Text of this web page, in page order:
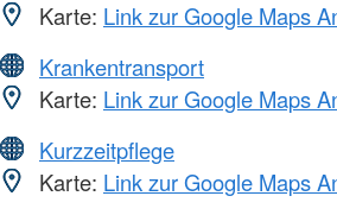
Karte: Link zur Google Maps
Krankentransport
Karte: Link zur Google Maps
Kurzzeitpflege
Karte: Link zur Google Maps